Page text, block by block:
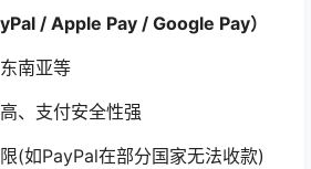
/ Apple Pay / Google Pay）
南亚等
、支付安全性强
(如PayPal在部分国家无法收款)